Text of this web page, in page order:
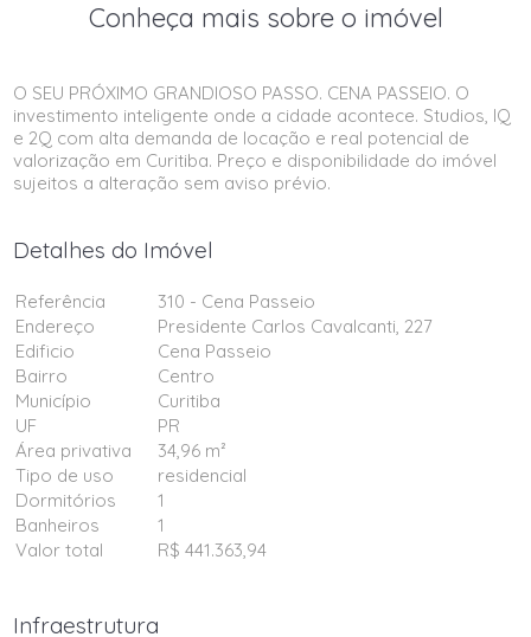
Conheça mais sobre o imóvel
O SEU PRÓXIMO GRANDIOSO PASSO. CENA PASSEIO. O
investimento inteligente onde a cidade acontece. Studios, IQ
e 2Q com alta demanda de locação e real potencial de
valorização em Curitiba. Preço e disponibilidade do imóvel
sujeitos a alteração sem aviso prévio.
Detalhes do Imóvel
Referência
310 - Cena Passeio
Endereço
Presidente Carlos Cavalcanti, 227
Edificio
Cena Passeio
Bairro
Centro
Município
Curitiba
UF
PR
Área privativa
34,96 m²
Tipo de uso
residencial
Dormitórios
1
Banheiros
1
Valor total
R$ 441.363,94
Infraestrutura